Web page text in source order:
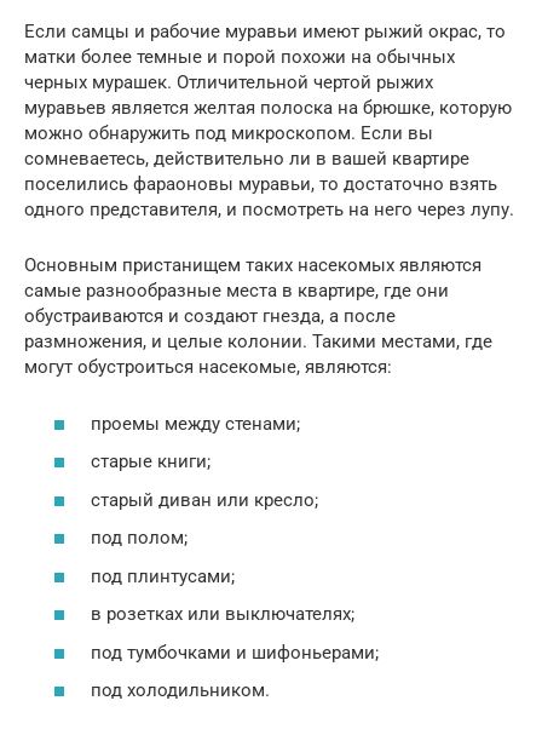
Если самцы и рабочие муравьи имеют рыжий окрас, то
матки более темные и порой похожи на обычных
черных мурашек. Отличительной чертой рыжих
муравьев является желтая полоска на брюшке, которую
можно обнаружить под микроскопом. Если вы
сомневаетесь, действительно ли в вашей квартире
поселились фараоновы муравьи, то достаточно взять
одного представителя, и посмотреть на него через лупу.
Основным пристанищем таких насекомых являются
самые разнообразные места в квартире, где они
обустраиваются и создают гнезда, а после
размножения, и целые колонии. Такими местами, где
могут обустроиться насекомые, являются:
проемы между стенами;
старые книги;
старый диван или кресло;
под полом;
под плинтусами;
в розетках или выключателях;
под тумбочками и шифоньерами;
под холодильником.